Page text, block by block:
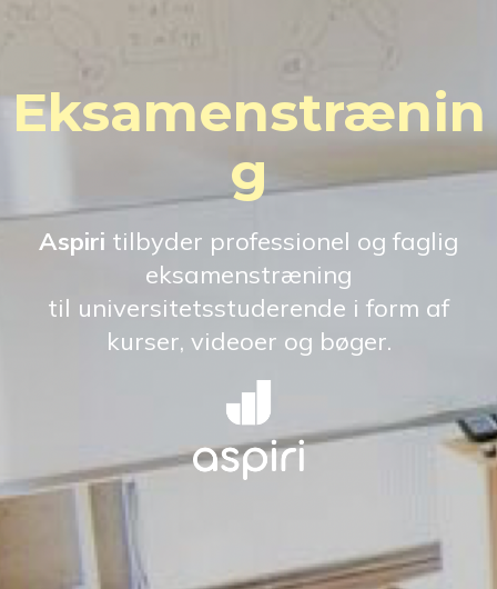
Eksamenstrænin
g
Aspiri tilbyder professionel og faglig
eksamenstræning
til universitetsstuderende i form af
kurser, videoer og bøger.